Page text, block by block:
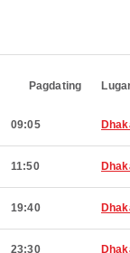
Pagdating
09:05
11:50
19:40
23:30